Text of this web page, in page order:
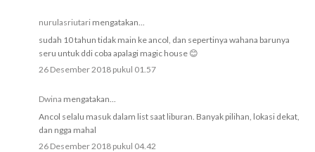
nurulasriutari mengatakan...
sudah 10 tahun tidak main ke ancol, dan sepertinya wahana barunya
seru untuk ddi coba apalagi magic house 😊
26 Desember 2018 pukul 01.57
Dwina mengatakan...
Ancol selalu masuk dalam list saat liburan. Banyak pilihan, lokasi dekat,
dan ngga mahal
26 Desember 2018 pukul 04.42